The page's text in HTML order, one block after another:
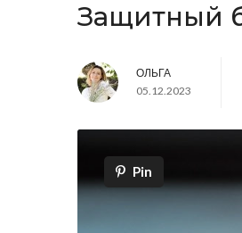
Защитный
ОЛЬГА
05.12.2023
Pin